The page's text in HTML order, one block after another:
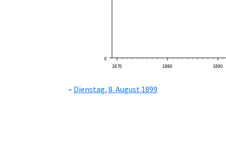
0
1870
1880 1890
Dienstag, 8. August 1899